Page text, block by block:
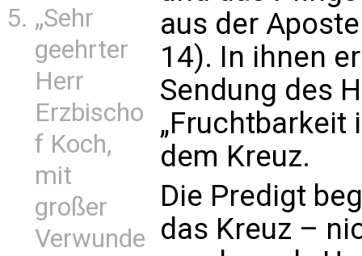
„Sehr
geehrter
Herr
Erzbischo
f Koch,
mit
großer
Verwunde
aus der
14). In ihnen
Sendung des
„Fruchtbarkeit
dem Kreuz.
Die Predigt
das Kreuz –